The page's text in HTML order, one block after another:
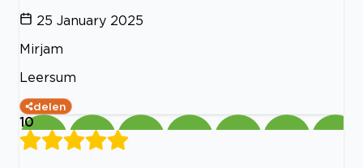
25 January 2025
Mirjam
Leersum
delen
10